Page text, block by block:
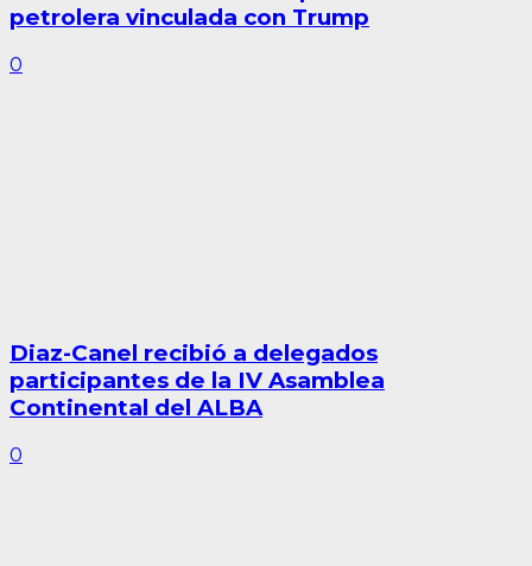
petrolera vinculada con Trump
0
Diaz-Canel recibió a delegados
participantes de la IV Asamblea
Continental del ALBA
0